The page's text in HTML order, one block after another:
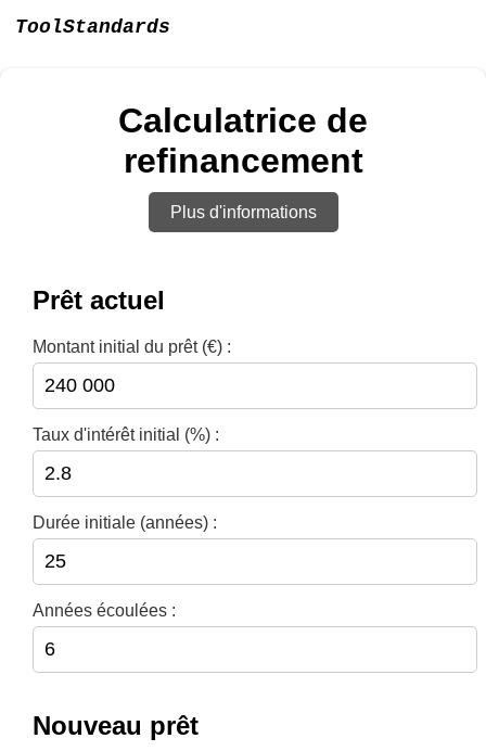
ToolStandards
Calculatrice de
refinancement
Plus d'informations
Prêt actuel
Montant initial du prêt (€) :
Taux d'intérêt initial (%) :
Durée initiale (années) :
Années écoulées :
Nouveau prêt